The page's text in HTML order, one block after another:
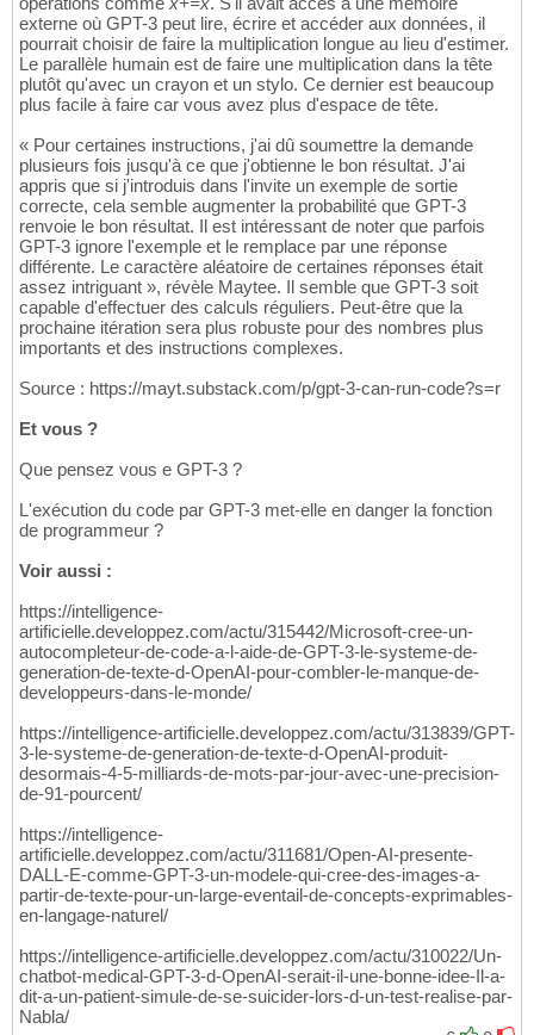
externe où GPT-3 peut lire, écrire et accéder aux données, il
pourrait choisir de faire la multiplication longue au lieu d'estimer.
Le parallèle humain est de faire une multiplication dans la tête
plutôt qu'avec un crayon et un stylo. Ce dernier est beaucoup
plus facile à faire car vous avez plus d'espace de tête.
« Pour certaines instructions, j'ai dû soumettre la demande
plusieurs fois jusqu'à ce que j'obtienne le bon résultat. J'ai
appris que si j'introduis dans l'invite un exemple de sortie
correcte, cela semble augmenter la probabilité que GPT-3
renvoie le bon résultat. Il est intéressant de noter que parfois
GPT-3 ignore l'exemple et le remplace par une réponse
différente. Le caractère aléatoire de certaines réponses était
assez intriguant », révèle Maytee. Il semble que GPT-3 soit
capable d'effectuer des calculs réguliers. Peut-être que la
prochaine itération sera plus robuste pour des nombres plus
importants et des instructions complexes.
Source : https://mayt.substack.com/p/gpt-3-can-run-code?s=r
Et vous ?
Que pensez vous e GPT-3 ?
L'exécution du code par GPT-3 met-elle en danger la fonction
de programmeur ?
Voir aussi :
https://intelligence-
artificielle.developpez.com/actu/315442/Microsoft-cree-un-
autocompleteur-de-code-a-l-aide-de-GPT-3-le-systeme-de-
generation-de-texte-d-OpenAI-pour-combler-le-manque-de-
developpeurs-dans-le-monde/
https://intelligence-artificielle.developpez.com/actu/313839/GPT-
3-le-systeme-de-generation-de-texte-d-OpenAI-produit-
desormais-4-5-milliards-de-mots-par-jour-avec-une-precision-
de-91-pourcent/
https://intelligence-
artificielle.developpez.com/actu/311681/Open-AI-presente-
DALL-E-comme-GPT-3-un-modele-qui-cree-des-images-a-
partir-de-texte-pour-un-large-eventail-de-concepts-exprimables-
en-langage-naturel/
https://intelligence-artificielle.developpez.com/actu/310022/Un-
chatbot-medical-GPT-3-d-OpenAI-serait-il-une-bonne-idee-Il-a-
dit-a-un-patient-simule-de-se-suicider-lors-d-un-test-realise-par-
Nabla/